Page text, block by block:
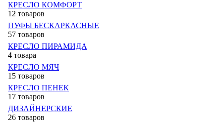
КРЕСЛО КОМФОРТ
12 товаров
ПУФЫ БЕСКАРКАСНЫЕ
57 товаров
КРЕСЛО ПИРАМИДА
4 товара
КРЕСЛО МЯЧ
15 товаров
КРЕСЛО ПЕНЕК
17 товаров
ДИЗАЙНЕРСКИЕ
26 товаров